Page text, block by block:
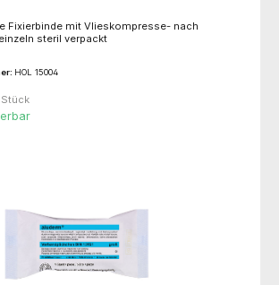
Fixierbinde mit Vlieskompresse- nach
einzeln steril verpackt
HOL 15004
Stück